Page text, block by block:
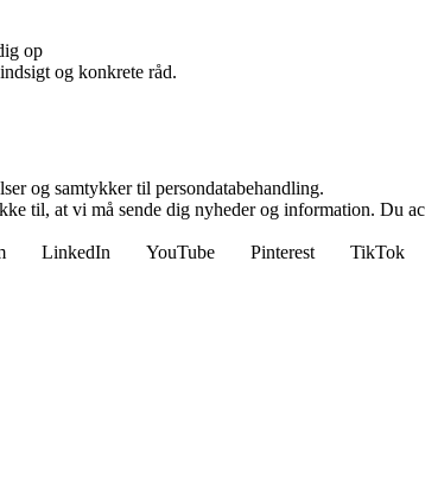
op
og konkrete råd.
og samtykker til persondatabehandling.
til, at vi må sende dig nyheder og information. Du
LinkedIn YouTube Pinterest TikTok